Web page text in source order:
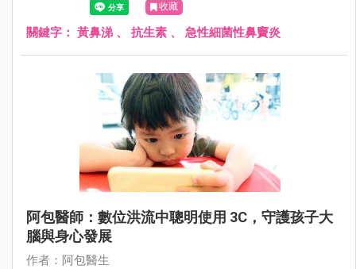
收藏
關鍵字： 黃鼻涕 、 抗生素 、 急性細菌性鼻竇炎
阿包醫師：數位洪流中聰明使用 3C，守護孩子大
腦與身心發展
作者：阿包醫生